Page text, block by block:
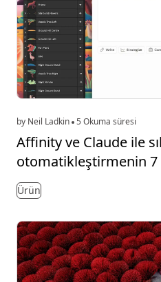
by Neil Ladkin 5 Okuma süresi
Affinity ve Claude ile
otomatikleştirmenin 7
Ürün